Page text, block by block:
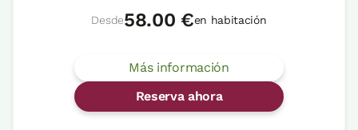
Desde58.00 €en habitación
Más información
Reserva ahora